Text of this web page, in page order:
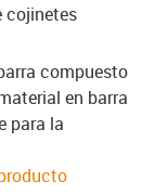
cojinetes
compuesto
en barra
para la